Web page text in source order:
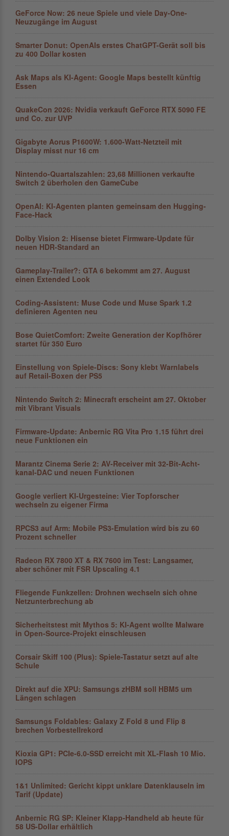
GeForce Now: 26 neue Spiele und viele Day-One-
Neuzugänge im August
Smarter Donut: OpenAIs erstes ChatGPT-Gerät soll bis
zu 400 Dollar kosten
Ask Maps als KI-Agent: Google Maps bestellt künftig
Essen
QuakeCon 2026: Nvidia verkauft GeForce RTX 5090 FE
und Co. zur UVP
Gigabyte Aorus P1600W: 1.600-Watt-Netzteil mit
Display misst nur 16 cm
Nintendo-Quartalszahlen: 23,68 Millionen verkaufte
Switch 2 überholen den GameCube
OpenAI: KI-Agenten planten gemein­sam den Hugging-
Face-Hack
Dolby Vision 2: Hisense bietet Firmware-Update für
neuen HDR-Standard an
Gameplay-Trailer?: GTA 6 bekommt am 27. August
einen Extended Look
Coding-Assistent: Muse Code und Muse Spark 1.2
definieren Agenten neu
Bose QuietComfort: Zweite Generation der Kopfhörer
startet für 350 Euro
Einstellung von Spiele-Discs: Sony klebt Warnlabels
auf Retail-Boxen der PS5
Nintendo Switch 2: Minecraft erscheint am 27. Oktober
mit Vibrant Visuals
Firmware-Update: Anbernic RG Vita Pro 1.15 führt drei
neue Funktionen ein
Marantz Cinema Serie 2: AV-Receiver mit 32-Bit-Acht­
kanal-DAC und neuen Funktionen
Google verliert KI-Urgesteine: Vier Topforscher
wechseln zu eigener Firma
RPCS3 auf Arm: Mobile PS3-Emulation wird bis zu 60
Prozent schneller
Radeon RX 7800 XT & RX 7600 im Test: Langsamer,
aber schöner mit FSR Upscaling 4.1
Fliegende Funkzellen: Drohnen wechseln sich ohne
Netz­unter­brechung ab
Sicherheitstest mit Mythos 5: KI-Agent wollte Malware
in Open-Source-Projekt einschleusen
Corsair Skiff 100 (Plus): Spiele-Tastatur setzt auf alte
Schule
Direkt auf die XPU: Samsungs zHBM soll HBM5 um
Längen schlagen
Samsungs Foldables: Galaxy Z Fold 8 und Flip 8
brechen Vorbestellrekord
Kioxia GP1: PCIe-6.0-SSD erreicht mit XL-Flash 10 Mio.
IOPS
1&1 Unlimited: Gericht kippt unklare Datenklauseln im
Tarif (Update)
Anbernic RG SP: Kleiner Klapp-Hand­held ab heute für
58 US-Dollar er­hält­lich